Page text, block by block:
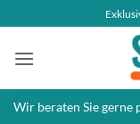
Inhalt
springen
Wir beraten Sie gerne